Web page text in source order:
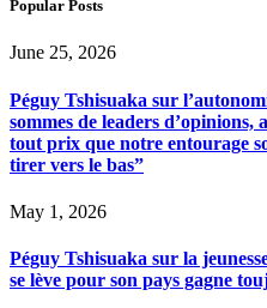
Popular Posts
June 25, 2026
Péguy Tshisuaka sur
sommes de leaders d’opinions,
tout prix que notre entourage
tirer vers le bas”
May 1, 2026
Péguy Tshisuaka sur la
se lève pour son pays gagne